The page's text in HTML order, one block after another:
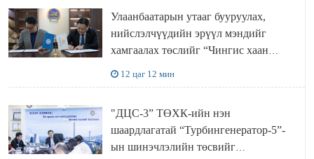
Улаанбаатарын утааг бууруулах,
нийслэлчүүдийн эрүүл мэндийг
хамгаалах төслийг “Чингис хаан
12 цаг 12 мин
"ДЦС-3” ТӨХК-ийн нэн
шаардлагатай “Турбингенератор-5”-
ын шинэчлэлийн төсвийг